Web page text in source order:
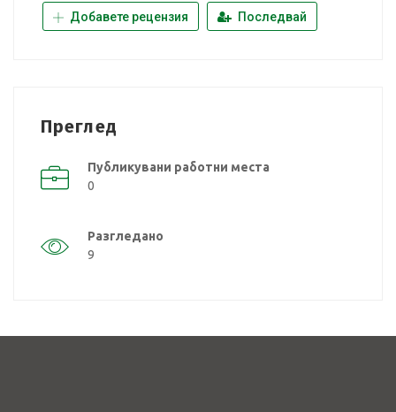
Добавете рецензия Последвай
Преглед
Публикувани работни места
0
Разгледано
9